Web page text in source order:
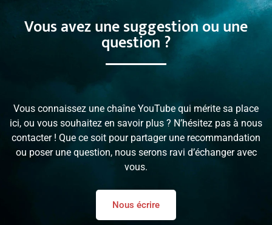
Vous avez une suggestion ou une
question ?
Vous connaissez une chaîne YouTube qui mérite sa place
ici, ou vous souhaitez en savoir plus ? N’hésitez pas à nous
contacter ! Que ce soit pour partager une recommandation
ou poser une question, nous serons ravi d’échanger avec
vous.
Nous écrire